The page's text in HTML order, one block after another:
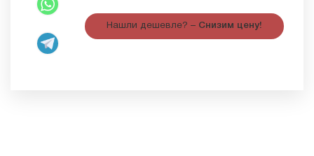
Нашли дешевле? – Снизим цену!